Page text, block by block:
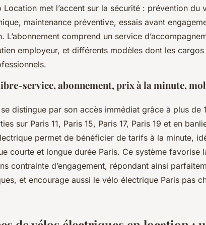
met l’accent sur la sécurité : prévention du
maintenance préventive, essais avant
L’abonnement comprend un service
employeur, et différents modèles dont les
service, abonnement, prix à la minute,
distingue par son accès immédiat grâce à plus de
sur Paris 11, Paris 15, Paris 17, Paris 19 et en
permet de bénéficier de tarifs à la minute,
courte et longue durée Paris. Ce système favorise
contrainte d’engagement, répondant ainsi
et encourage aussi le vélo électrique Paris pas